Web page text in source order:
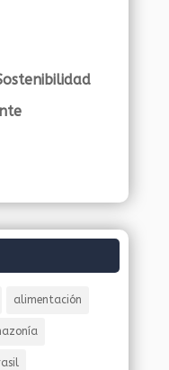
alimentación